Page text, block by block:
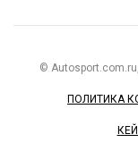
©
ПОЛИТИКА